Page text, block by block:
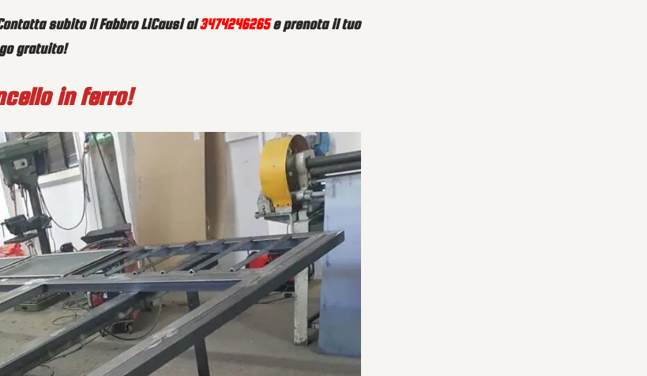
subito il Fabbro LiCausi al3474246265 e prenota il tuo
gratuito!
in ferro!